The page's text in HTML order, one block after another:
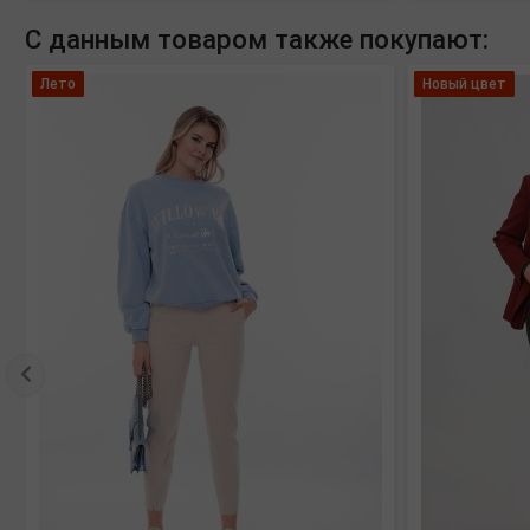
С данным товаром также покупают:
Лето Новый цвет